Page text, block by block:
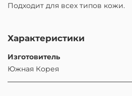
Подходит для всех типов кожи.
Характеристики
Изготовитель
Южная Корея